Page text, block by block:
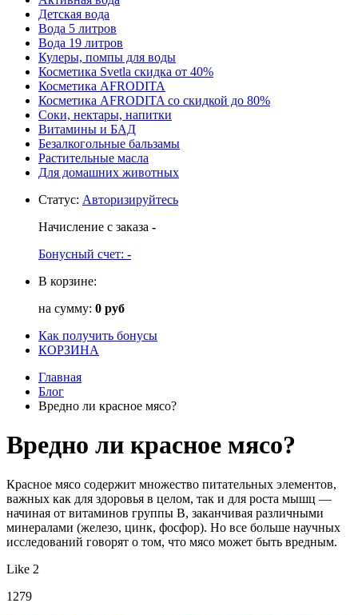
Детская вода
Вода 5 литров
Вода 19 литров
Кулеры, помпы для воды
Косметика Svetla скидка от 40%
Косметика AFRODITA
Косметика AFRODITA со скидкой до 80%
Соки, нектары, напитки
Витамины и БАД
Безалкогольные бальзамы
Растительные масла
Для домашних животных
Статус: Авторизируйтесь
Начисление с заказа -
Бонусный счет: -
В корзине:
на сумму: 0 руб
Как получить бонусы
КОРЗИНА
Главная
Блог
Вредно ли красное мясо?
Вредно ли красное мясо?
Красное мясо содержит множество питательных элементов,
важных как для здоровья в целом, так и для роста мышц —
начиная от витаминов группы B, заканчивая различными
минералами (железо, цинк, фосфор). Но все больше научных
исследований говорят о том, что мясо может быть вредным.
Like 2
1279